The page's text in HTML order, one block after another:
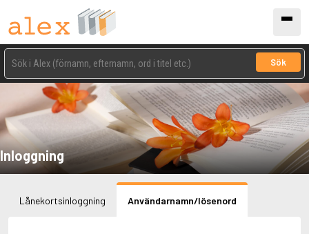
Sök
Inloggning
Lånekortsinloggning Användarnamn/lösenord